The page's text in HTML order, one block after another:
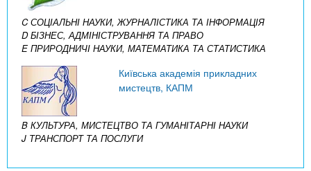
C СОЦІАЛЬНІ НАУКИ, ЖУРНАЛІСТИКА ТА ІНФОРМАЦІЯ
D БІЗНЕС, АДМІНІСТРУВАННЯ ТА ПРАВО
E ПРИРОДНИЧІ НАУКИ, МАТЕМАТИКА ТА СТАТИСТИКА
Київська академія прикладних
мистецтв, КАПМ
B КУЛЬТУРА, МИСТЕЦТВО ТА ГУМАНІТАРНІ НАУКИ
J ТРАНСПОРТ ТА ПОСЛУГИ